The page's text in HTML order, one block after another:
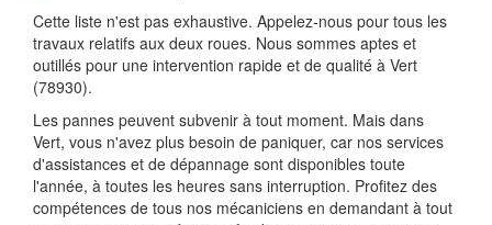
Cette liste n'est pas exhaustive. Appelez-nous pour tous les
travaux relatifs aux deux roues. Nous sommes aptes et
outillés pour une intervention rapide et de qualité à Vert
(78930).
Les pannes peuvent subvenir à tout moment. Mais dans
Vert, vous n'avez plus besoin de paniquer, car nos services
d'assistances et de dépannage sont disponibles toute
l'année, à toutes les heures sans interruption. Profitez des
compétences de tous nos mécaniciens en demandant à tout